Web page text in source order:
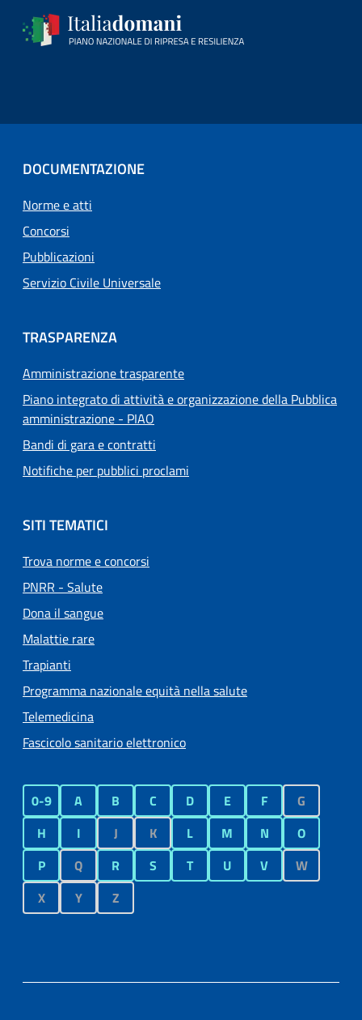
DOCUMENTAZIONE
Norme e atti
Concorsi
Pubblicazioni
Servizio Civile Universale
TRASPARENZA
Amministrazione trasparente
Piano integrato di attività e organizzazione della Pubblica
amministrazione - PIAO
Bandi di gara e contratti
Notifiche per pubblici proclami
SITI TEMATICI
Trova norme e concorsi
PNRR - Salute
Dona il sangue
Malattie rare
Trapianti
Programma nazionale equità nella salute
Telemedicina
Fascicolo sanitario elettronico
0-9 A B C D E F
G
H
I J K L M N
O
P
Q R S T U V
W
X
Y Z